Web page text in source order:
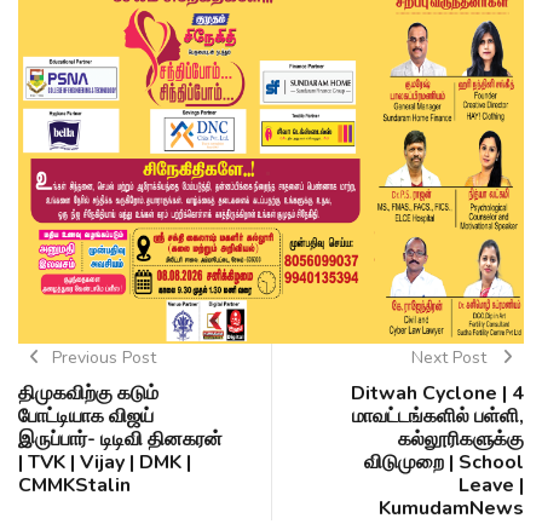
Previous Post
திமுகவிற்கு கடும்
போட்டியாக விஜய்
இருப்பார்- டிடிவி தினகரன்
| TVK | Vijay | DMK |
CMMKStalin
Next Post
Ditwah Cyclone | 4
மாவட்டங்களில் பள்ளி,
கல்லூரிகளுக்கு
விடுமுறை | School
Leave |
KumudamNews